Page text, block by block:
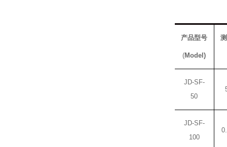
产品型号
(Model)
JD-SF-
50
JD-SF-
100